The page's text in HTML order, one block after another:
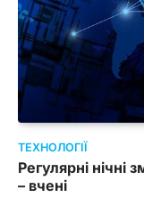
ТЕХНОЛОГІЇ
Регулярні нічні
– вчені